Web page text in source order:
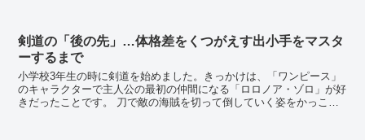
剣道の「後の先」…体格差をくつがえす出小手をマスタ
ーするまで
小学校3年生の時に剣道を始めました。きっかけは、「ワンピース」
のキャラクターで主人公の最初の仲間になる「ロロノア・ゾロ」が好
きだったことです。 刀で敵の海賊を切って倒していく姿をかっこい